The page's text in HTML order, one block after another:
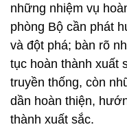
những nhiệm vụ
phòng Bộ cần phát
và đột phá; bàn rõ
tục hoàn thành xuất
truyền thống, còn
dần hoàn thiện,
thành xuất sắc.